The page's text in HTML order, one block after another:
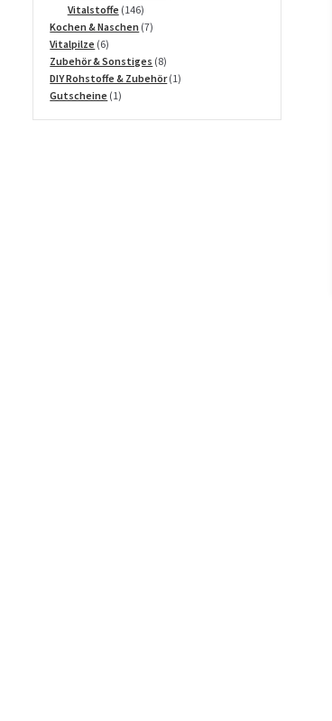
Vitalstoffe 146146
Produkte
Kochen & Naschen 77
Vitalpilze 66
Produkte
Zubehör & Sonstiges 88
Produkte
DIY Rohstoffe & Zubehör 11
Gutscheine 11